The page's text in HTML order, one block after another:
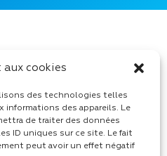
aux cookies
des technologies telles
informations des appareils. Le
de traiter des données
ID uniques sur ce site. Le fait
peut avoir un effet négatif